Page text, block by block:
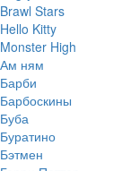
Brawl Stars
Hello Kitty
Monster High
Ам ням
Барби
Барбоскины
Буба
Буратино
Бэтмен